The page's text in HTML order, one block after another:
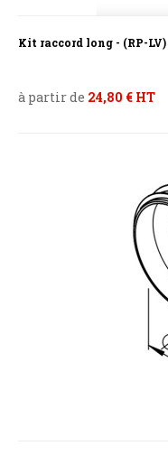
Kit raccord long - (RP-LV)
à partir de 24,80 € HT